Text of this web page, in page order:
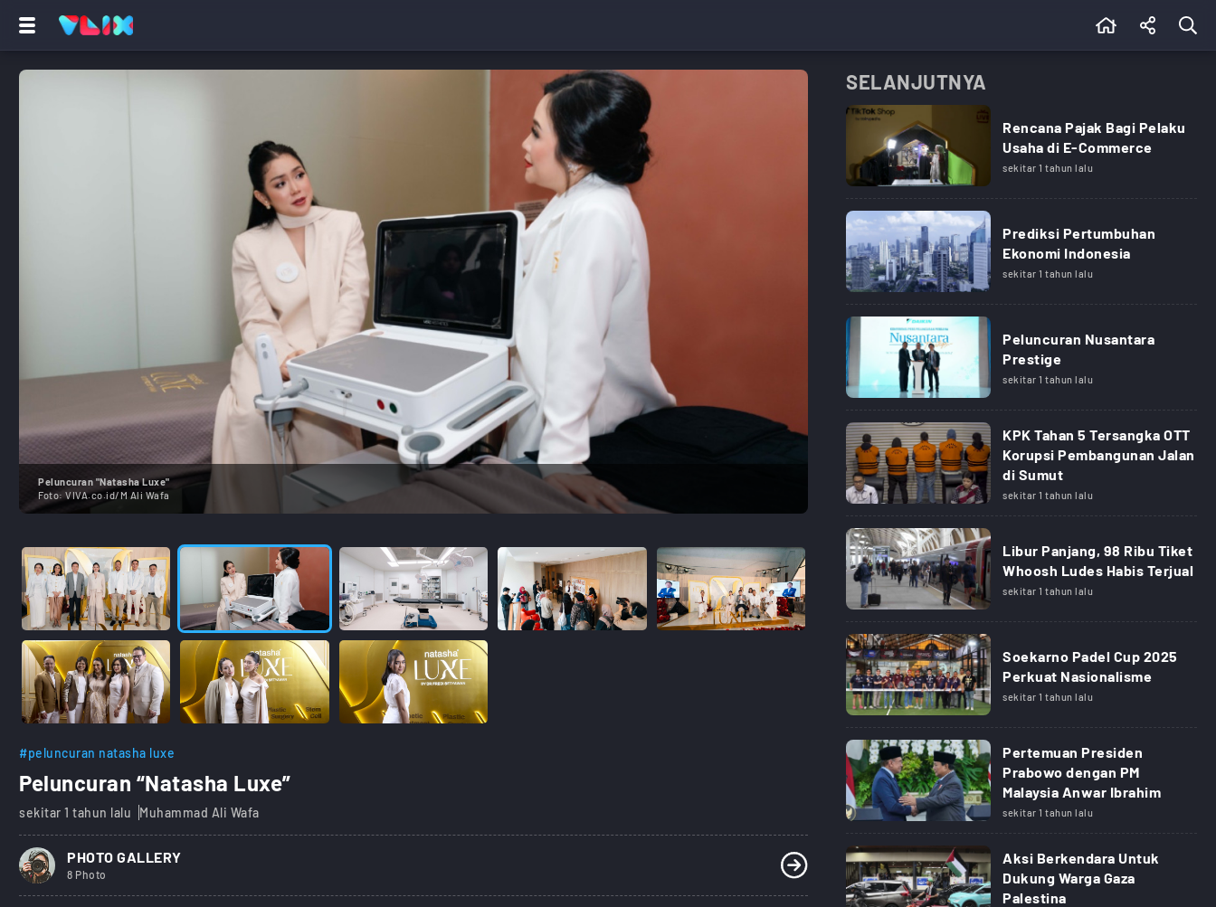
Peluncuran "Natasha Luxe"
Foto: VIVA.co.id/M Ali Wafa
#peluncuran natasha luxe
Peluncuran “Natasha Luxe”
sekitar 1 tahun lalu Muhammad Ali Wafa
PHOTO GALLERY
8 Photo
SELANJUTNYA
Rencana Pajak Bagi Pelaku
Usaha di E-Commerce
sekitar 1 tahun lalu
Prediksi Pertumbuhan
Ekonomi Indonesia
sekitar 1 tahun lalu
Peluncuran Nusantara
Prestige
sekitar 1 tahun lalu
KPK Tahan 5 Tersangka OTT
Korupsi Pembangunan Jalan
di Sumut
sekitar 1 tahun lalu
Libur Panjang, 98 Ribu Tiket
Whoosh Ludes Habis Terjual
sekitar 1 tahun lalu
Soekarno Padel Cup 2025
Perkuat Nasionalisme
sekitar 1 tahun lalu
Pertemuan Presiden
Prabowo dengan PM
Malaysia Anwar Ibrahim
sekitar 1 tahun lalu
Aksi Berkendara Untuk
Dukung Warga Gaza
Palestina